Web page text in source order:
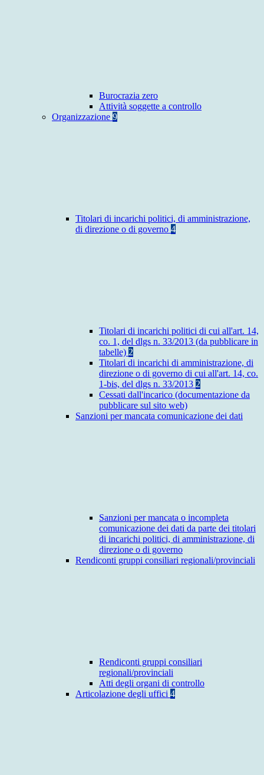
Burocrazia zero
Attività soggette a controllo
Organizzazione 9
Titolari di incarichi politici, di amministrazione,
di direzione o di governo 4
Titolari di incarichi politici di cui all'art. 14,
co. 1, del dlgs n. 33/2013 (da pubblicare in
tabelle) 2
Titolari di incarichi di amministrazione, di
direzione o di governo di cui all'art. 14, co.
1-bis, del dlgs n. 33/2013 2
Cessati dall'incarico (documentazione da
pubblicare sul sito web)
Sanzioni per mancata comunicazione dei dati
Sanzioni per mancata o incompleta
comunicazione dei dati da parte dei titolari
di incarichi politici, di amministrazione, di
direzione o di governo
Rendiconti gruppi consiliari regionali/provinciali
Rendiconti gruppi consiliari
regionali/provinciali
Atti degli organi di controllo
Articolazione degli uffici 4